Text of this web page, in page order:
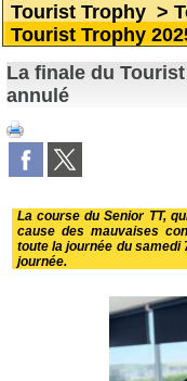
Tourist Trophy >
Tourist Trophy
La finale du
annulé
La course du Senior TT,
cause des mauvaises
toute la journée du samedi
journée.